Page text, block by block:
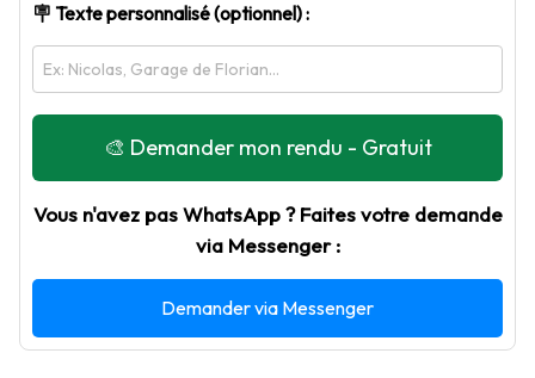
🪧 Texte personnalisé (optionnel) :
🎨 Demander mon rendu - Gratuit
Vous n'avez pas WhatsApp ? Faites votre demande
via Messenger :
Demander via Messenger